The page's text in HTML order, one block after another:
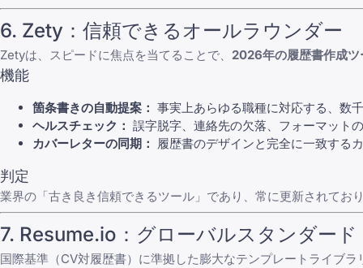
6. Zety：信頼できるオールラウンダー
Zetyは、スピードに焦点を当てることで、 2026年の履歴書作成ツ
機能
箇条書きの自動提案： 事実上あらゆる職種に対応する、数
ヘルスチェック： 誤字脱字、連絡先の欠落、フォーマット
カバーレターの同期： 履歴書のデザインと完全に一致する
判定
業界の「古き良き信頼できるツール」であり、常に更新されてお
7. Resume.io：グローバルスタンダード
国際基準（CV対履歴書）に準拠した膨大なテンプレートライブ